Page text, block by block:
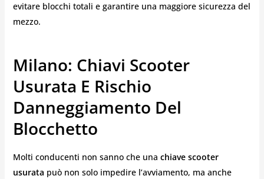
evitare blocchi totali e garantire una maggiore sicurezza del
mezzo.
Milano: Chiavi Scooter
Usurata E Rischio
Danneggiamento Del
Blocchetto
Molti conducenti non sanno che una chiave scooter
usurata può non solo impedire l’avviamento, ma anche